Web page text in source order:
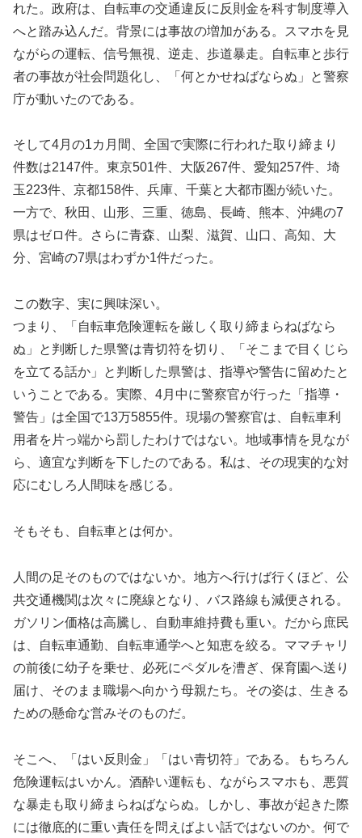
れた。政府は、自転車の交通違反に反則金を科す制度導入
へと踏み込んだ。背景には事故の増加がある。スマホを見
ながらの運転、信号無視、逆走、歩道暴走。自転車と歩行
者の事故が社会問題化し、「何とかせねばならぬ」と警察
庁が動いたのである。
そして4月の1カ月間、全国で実際に行われた取り締まり
件数は2147件。東京501件、大阪267件、愛知257件、埼
玉223件、京都158件、兵庫、千葉と大都市圏が続いた。
一方で、秋田、山形、三重、徳島、長崎、熊本、沖縄の7
県はゼロ件。さらに青森、山梨、滋賀、山口、高知、大
分、宮崎の7県はわずか1件だった。
この数字、実に興味深い。
つまり、「自転車危険運転を厳しく取り締まらねばなら
ぬ」と判断した県警は青切符を切り、「そこまで目くじら
を立てる話か」と判断した県警は、指導や警告に留めたと
いうことである。実際、4月中に警察官が行った「指導・
警告」は全国で13万5855件。現場の警察官は、自転車利
用者を片っ端から罰したわけではない。地域事情を見なが
ら、適宜な判断を下したのである。私は、その現実的な対
応にむしろ人間味を感じる。
そもそも、自転車とは何か。
人間の足そのものではないか。地方へ行けば行くほど、公
共交通機関は次々に廃線となり、バス路線も減便される。
ガソリン価格は高騰し、自動車維持費も重い。だから庶民
は、自転車通勤、自転車通学へと知恵を絞る。ママチャリ
の前後に幼子を乗せ、必死にペダルを漕ぎ、保育園へ送り
届け、そのまま職場へ向かう母親たち。その姿は、生きる
ための懸命な営みそのものだ。
そこへ、「はい反則金」「はい青切符」である。もちろん
危険運転はいかん。酒酔い運転も、ながらスマホも、悪質
な暴走も取り締まらねばならぬ。しかし、事故が起きた際
には徹底的に重い責任を問えばよい話ではないのか。何で